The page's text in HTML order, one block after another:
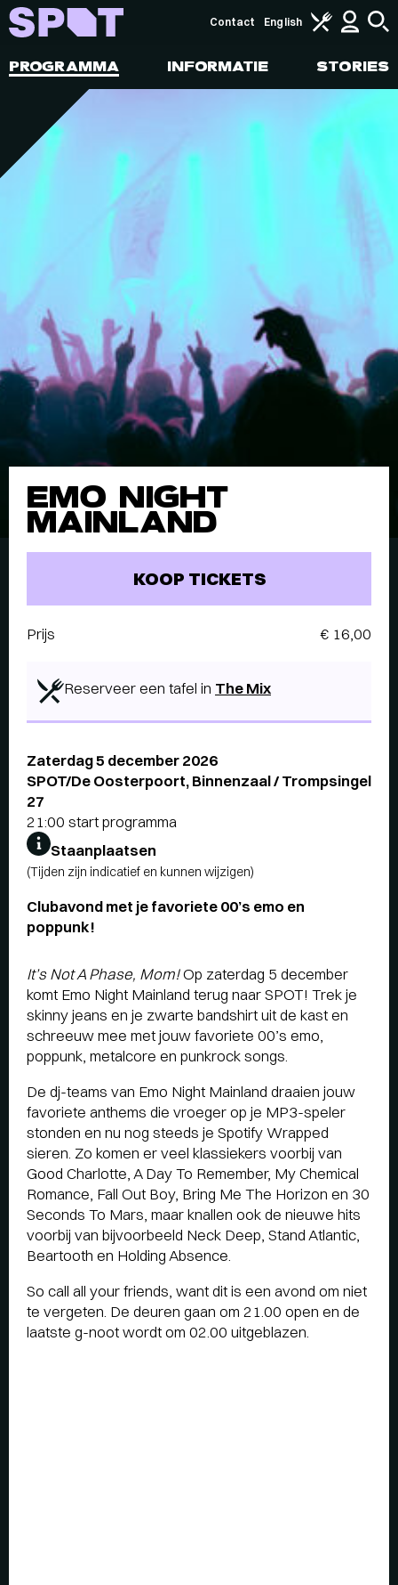
PROGRAMMA INFORMATIE STORIES
Contact English
EMO NIGHT
MAINLAND
Zaterdag 5 december 2026
SPOT/De Oosterpoort, Binnenzaal / Trompsingel
27
21:00 start programma
Staanplaatsen
(Tijden zijn indicatief en kunnen wijzigen)
Clubavond met je favoriete 00’s emo en
poppunk!
It’s Not A Phase, Mom!Op zaterdag 5 december
komt Emo Night Mainland terug naar SPOT! Trek je
skinny jeans en je zwarte bandshirt uit de kast en
schreeuw mee met jouw favoriete 00’s emo,
poppunk, metalcore en punkrock songs.
De dj-teams van Emo Night Mainland draaien jouw
favoriete anthems die vroeger op je MP3-speler
stonden en nu nog steeds je Spotify Wrapped
sieren. Zo komen er veel klassiekers voorbij van
Good Charlotte, A Day To Remember, My Chemical
Romance, Fall Out Boy, Bring Me The Horizon en 30
Seconds To Mars, maar knallen ook de nieuwe hits
voorbij van bijvoorbeeld Neck Deep, Stand Atlantic,
Beartooth en Holding Absence.
So call all your friends, want dit is een avond om niet
te vergeten. De deuren gaan om 21.00 open en de
laatste g-noot wordt om 02.00 uitgeblazen.
KOOP TICKETS
Prijs € 16,00
Reserveer een tafel in The Mix